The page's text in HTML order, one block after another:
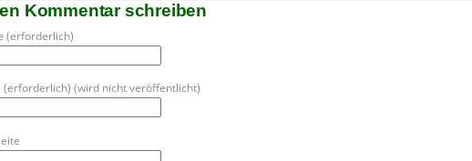
Kommentar schreiben
(erforderlich)
(erforderlich) (wird nicht veröffentlicht)